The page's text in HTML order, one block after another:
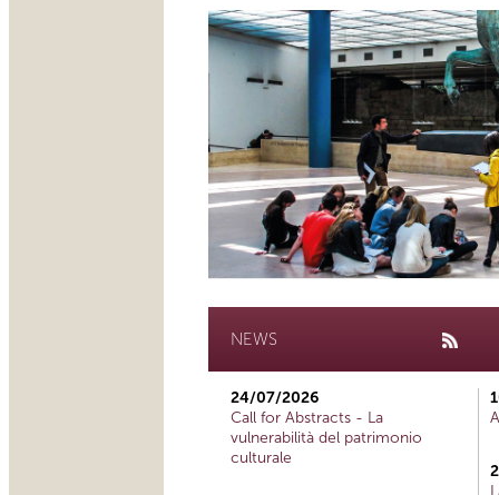
NEWS
24/07/2026
Call for Abstracts - La
vulnerabilità del patrimonio
culturale